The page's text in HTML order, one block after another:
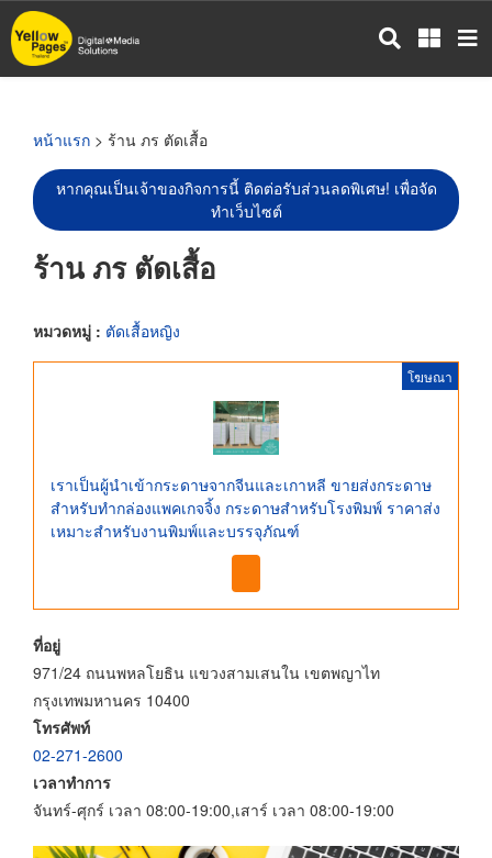
ข้าม
ไป
หน้าแรก > ร้าน ภร ตัดเสื้อ
หากคุณเป็นเจ้าของกิจการนี้ ติดต่อรับส่วนลดพิเศษ! เพื่อจัด
ทำเว็บไซต์
ร้าน ภร ตัดเสื้อ
หมวดหมู่ : ตัดเสื้อหญิง
โฆษณา
เราเป็นผู้นำเข้ากระดาษจากจีนและเกาหลี ขายส่งกระดาษ
สำหรับทำกล่องแพคเกจจิ้ง กระดาษสำหรับโรงพิมพ์ ราคาส่ง
เหมาะสำหรับงานพิมพ์และบรรจุภัณฑ์
ที่อยู่
971/24 ถนนพหลโยธิน แขวงสามเสนใน เขตพญาไท
กรุงเทพมหานคร 10400
โทรศัพท์
02-271-2600
เวลาทำการ
จันทร์-ศุกร์ เวลา 08:00-19:00,เสาร์ เวลา 08:00-19:00